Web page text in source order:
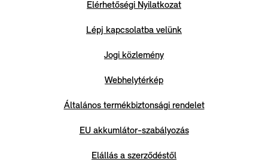
Elérhetőségi Nyilatkozat
Lépj kapcsolatba velünk
Jogi közlemény
Webhelytérkép
Általános termékbiztonsági rendelet
EU akkumlátor-szabályozás
Elállás a szerződéstől